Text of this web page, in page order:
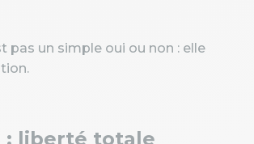
pas un simple oui ou non : elle
: liberté totale